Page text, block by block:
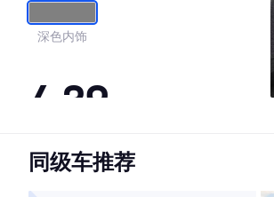
深色内饰
4.39
·外观表现一般，低于78%同级车
同级车推荐